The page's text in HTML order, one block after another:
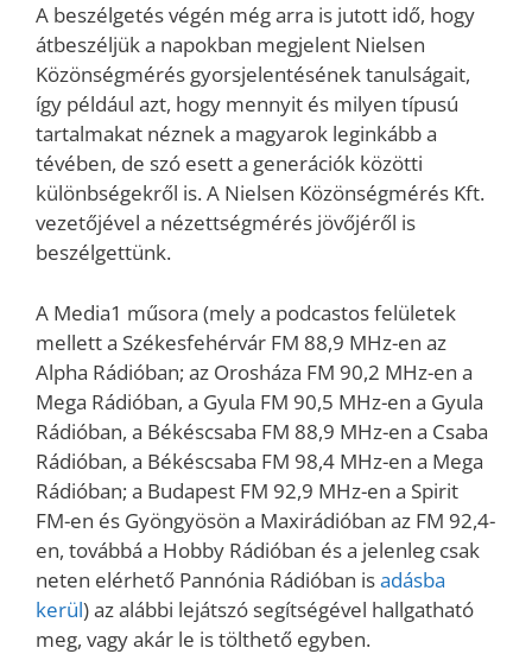
A beszélgetés végén még arra is jutott idő, hogy
átbeszéljük a napokban megjelent Nielsen
Közönségmérés gyorsjelentésének tanulságait,
így például azt, hogy mennyit és milyen típusú
tartalmakat néznek a magyarok leginkább a
tévében, de szó esett a generációk közötti
különbségekről is. A Nielsen Közönségmérés Kft.
vezetőjével a nézettségmérés jövőjéről is
beszélgettünk.
A Media1 műsora (mely a podcastos felületek
mellett a Székesfehérvár FM 88,9 MHz-en az
Alpha Rádióban; az Orosháza FM 90,2 MHz-en a
Mega Rádióban, a Gyula FM 90,5 MHz-en a Gyula
Rádióban, a Békéscsaba FM 88,9 MHz-en a Csaba
Rádióban, a Békéscsaba FM 98,4 MHz-en a Mega
Rádióban; a Budapest FM 92,9 MHz-en a Spirit
FM-en és Gyöngyösön a Maxirádióban az FM 92,4-
en, továbbá a Hobby Rádióban és a jelenleg csak
neten elérhető Pannónia Rádióban isadásba
kerül) az alábbi lejátszó segítségével hallgatható
meg, vagy akár le is tölthető egyben.